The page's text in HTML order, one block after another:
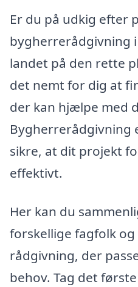
Er du på udkig efter
bygherrerådgivning
landet på den rette
det nemt for dig at
der kan hjælpe med
Bygherrerådgivning
sikre, at dit projekt
effektivt.
Her kan du
forskellige fagfolk
rådgivning, der
behov. Tag det